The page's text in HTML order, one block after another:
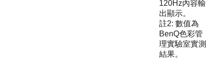
120Hz內容輸
出顯示。
註2: 數值為
BenQ色彩管
理實驗室實測
結果。